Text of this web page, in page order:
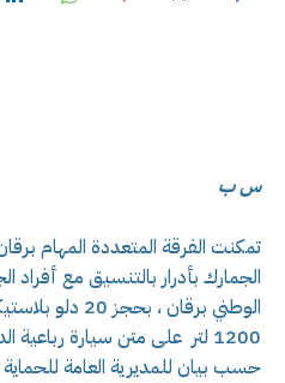
س ب
تمكنت الفرقة المتعددة المهام
الجمارك بأدرار بالتنسيق مع
الوطني برقان ،
1200 لتر على متن سيارة
حسب بيان للمديرية العامة للحماية